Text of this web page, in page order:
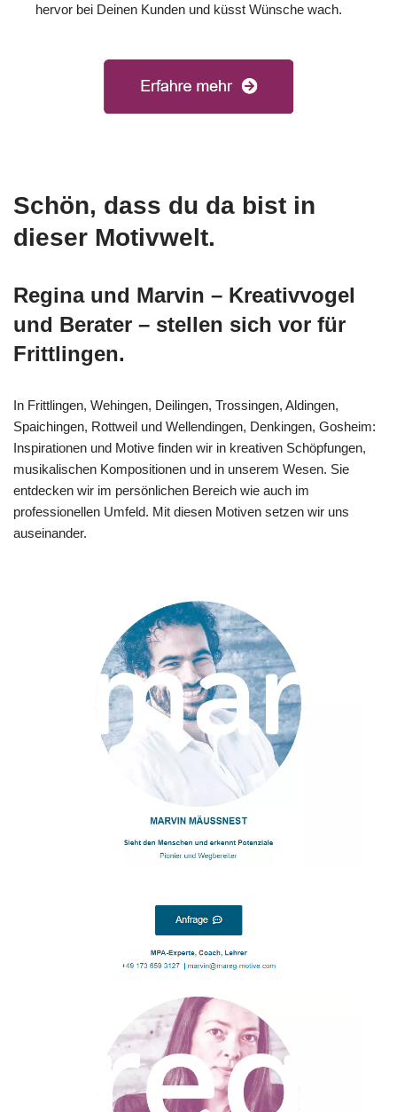
hervor bei Deinen Kunden und küsst Wünsche wach.
Schön, dass du da bist in
dieser Motivwelt.
Regina und Marvin – Kreativvogel
und Berater – stellen sich vor für
Frittlingen.
In Frittlingen, Wehingen, Deilingen, Trossingen, Aldingen,
Spaichingen, Rottweil und Wellendingen, Denkingen, Gosheim:
Inspirationen und Motive finden wir in kreativen Schöpfungen,
musikalischen Kompositionen und in unserem Wesen. Sie
entdecken wir im persönlichen Bereich wie auch im
professionellen Umfeld. Mit diesen Motiven setzen wir uns
auseinander.